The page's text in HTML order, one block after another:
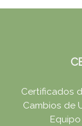
Certificados
Cambios de